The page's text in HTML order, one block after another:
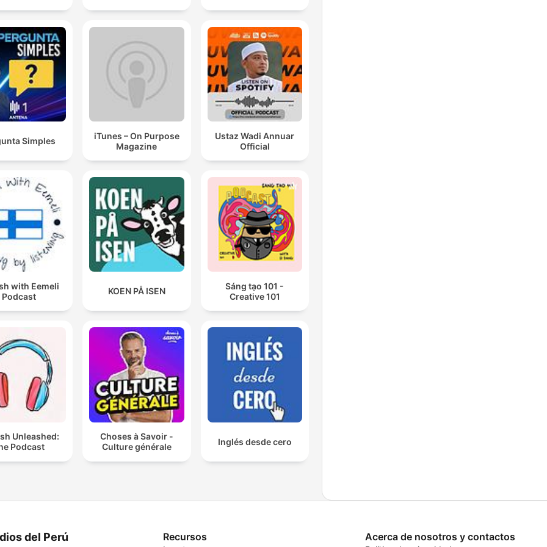
Simples
iTunes – On Purpose
Magazine
Ustaz Wadi Annuar
Official
with Eemeli
Podcast
KOEN PÅ ISEN
Sáng tạo 101 -
Creative 101
Unleashed:
Podcast
Choses à Savoir -
Culture générale
Inglés desde cero
del Perú Recursos Acerca de nosotros y contactos